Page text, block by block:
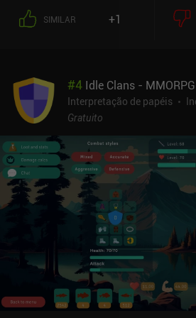
ataques, nosso personagem para e
continuar. As poções consumíveis também são usadas
reabastecer. O recurso mais interessante, no entanto, é que
qualquer encontro com o inimigo se
em uma batalha cooperativa se outros
tempo, o que facilita muito o
difíceis. Isso quase me fez lembrar do
2019. Também podemos ficar AFK por 8 horas, período em que
nosso herói ataca automaticamente. Mas
obtido quando se está off-line, é
Infelizmente, ainda não há conteúdo
ocupado quando estou jogando ativamente. O jogo ainda é
pouco rudimentar e, como algo
antigo e um jogo ocioso moderno, não é
Provavelmente, você o amará ou o odiará. O Corah é monetizado
por meio de iAPs para progredir mais
assinatura mensal de US$ 5,99 que nos
SIMILAR +1
#4 Idle Clans - MMORPG
Interpretação de papéis
Gratuito